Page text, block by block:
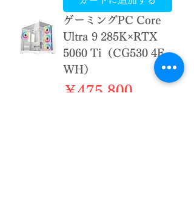
ゲーミングPC Core
Ultra 9 285K×RTX
5060 Ti（CG530 4F
WH）
価格
￥475,800